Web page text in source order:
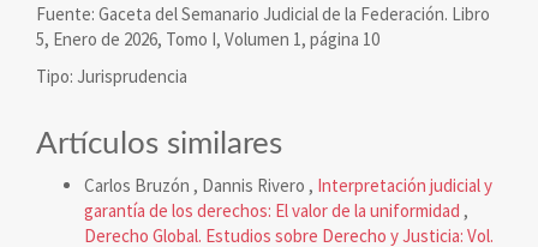
Fuente: Gaceta del Semanario Judicial de la Federación. Libro
5, Enero de 2026, Tomo I, Volumen 1, página 10
Tipo: Jurisprudencia
Artículos similares
Carlos Bruzón , Dannis Rivero , Interpretación judicial y
garantía de los derechos: El valor de la uniformidad ,
Derecho Global. Estudios sobre Derecho y Justicia: Vol.